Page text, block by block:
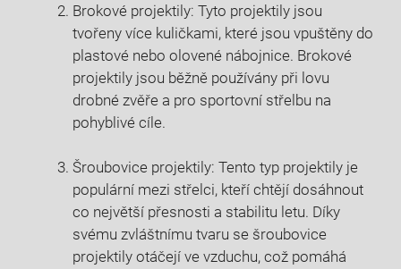
Brokové projektily: Tyto projektily jsou
tvořeny více kuličkami, které jsou vpuštěny do
plastové nebo olovené nábojnice. Brokové
projektily jsou běžně používány při lovu
drobné zvěře a pro sportovní střelbu na
pohyblivé cíle.
Šroubovice projektily: Tento typ projektily je
populární mezi střelci, kteří chtějí dosáhnout
co největší přesnosti a stabilitu letu. Díky
svému zvláštnímu tvaru se šroubovice
projektily otáčejí ve vzduchu, což pomáhá